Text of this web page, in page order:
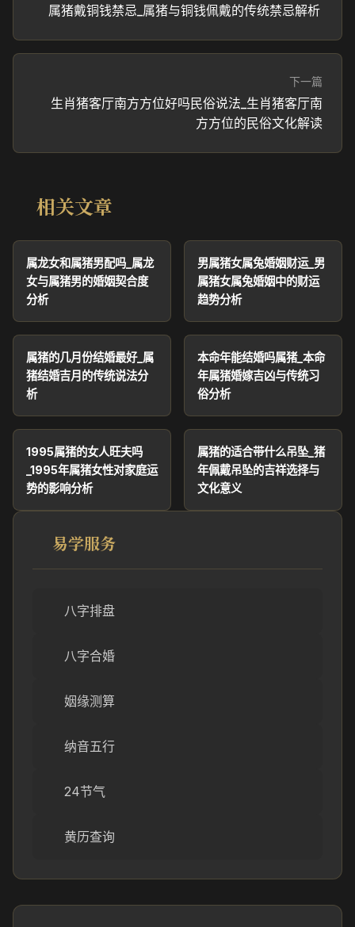
属猪戴铜钱禁忌_属猪与铜钱佩戴的传统禁忌解析
下一篇
生肖猪客厅南方方位好吗民俗说法_生肖猪客厅南
方方位的民俗文化解读
相关文章
属龙女和属猪男配吗_属龙
女与属猪男的婚姻契合度
分析
男属猪女属兔婚姻财运_男
属猪女属兔婚姻中的财运
趋势分析
属猪的几月份结婚最好_属
猪结婚吉月的传统说法分
析
本命年能结婚吗属猪_本命
年属猪婚嫁吉凶与传统习
俗分析
1995属猪的女人旺夫吗
_1995年属猪女性对家庭运
势的影响分析
属猪的适合带什么吊坠_猪
年佩戴吊坠的吉祥选择与
文化意义
易学服务
八字排盘
八字合婚
姻缘测算
纳音五行
24节气
黄历查询